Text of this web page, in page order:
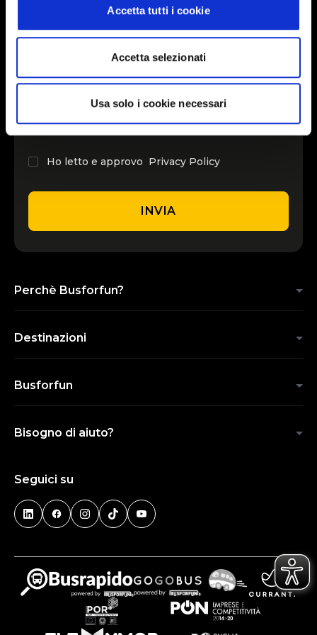
Accetta tutti i cookie
Accetta selezionati
Usa solo i cookie necessari
INSERISCI IL TUO NOME
Ho letto e approvo Privacy Policy
INVIA
Perchè Busforfun?
Destinazioni
Busforfun
Bisogno di aiuto?
Seguici su